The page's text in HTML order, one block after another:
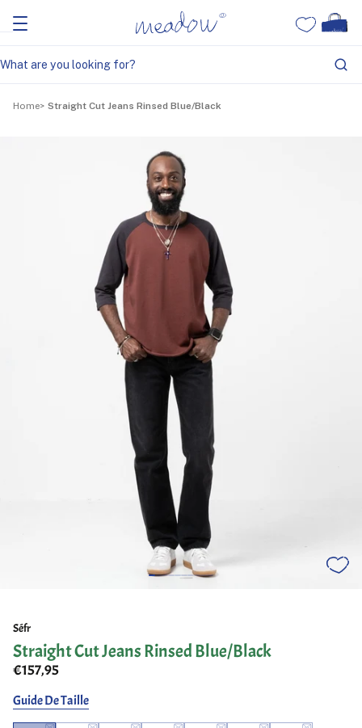
Home Straight Cut Jeans Rinsed Blue/Black
Séfr
Straight Cut Jeans Rinsed Blue/Black
€157,95
Guide De Taille